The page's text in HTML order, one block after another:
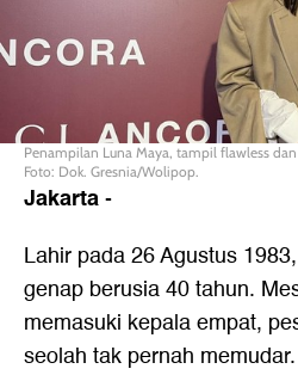
Penampilan Luna Maya, tampil flawless
Foto: Dok. Gresnia/Wolipop.
Jakarta-
Lahir pada 26 Agustus
genap berusia 40 tahun.
memasuki kepala empat,
seolah tak pernah memudar.